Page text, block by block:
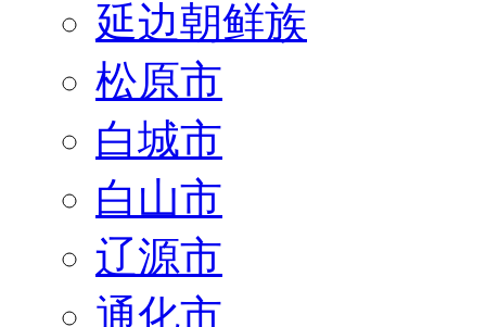
延边朝鲜族
松原市
白城市
白山市
辽源市
通化市